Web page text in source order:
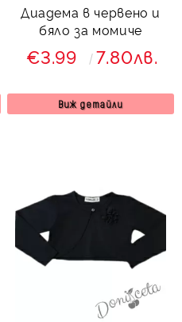
Диадема в червено и
бяло за момиче
€3.99 7.80лв.
Виж детайли